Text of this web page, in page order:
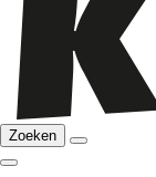
Zoeken